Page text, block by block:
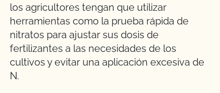
los agricultores tengan que utilizar
herramientas como la prueba rápida de
nitratos para ajustar sus dosis de
fertilizantes a las necesidades de los
cultivos y evitar una aplicación excesiva de
N.